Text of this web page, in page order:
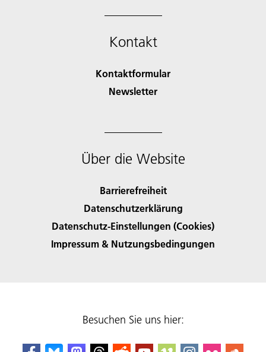
Kontakt
Kontaktformular
Newsletter
Über die Website
Barrierefreiheit
Datenschutzerklärung
Datenschutz-Einstellungen (Cookies)
Impressum & Nutzungsbedingungen
Besuchen Sie uns hier: